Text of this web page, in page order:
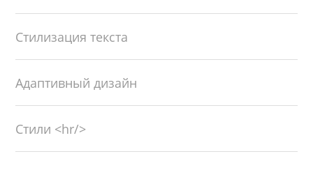
Стилизация текста
Адаптивный дизайн
Стили <hr/>